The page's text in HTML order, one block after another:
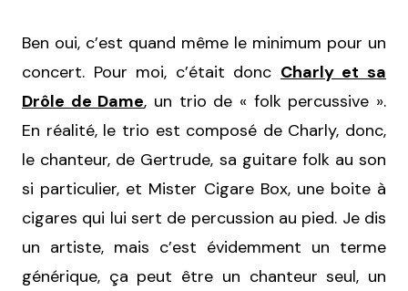
Ben oui, c’est quand même le minimum pour un
concert. Pour moi, c’était donc Charly et sa
Drôle de Dame, un trio de « folk percussive ».
En réalité, le trio est composé de Charly, donc,
le chanteur, de Gertrude, sa guitare folk au son
si particulier, et Mister Cigare Box, une boite à
cigares qui lui sert de percussion au pied. Je dis
un artiste, mais c’est évidemment un terme
générique, ça peut être un chanteur seul, un